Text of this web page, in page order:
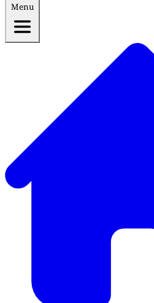
Menu